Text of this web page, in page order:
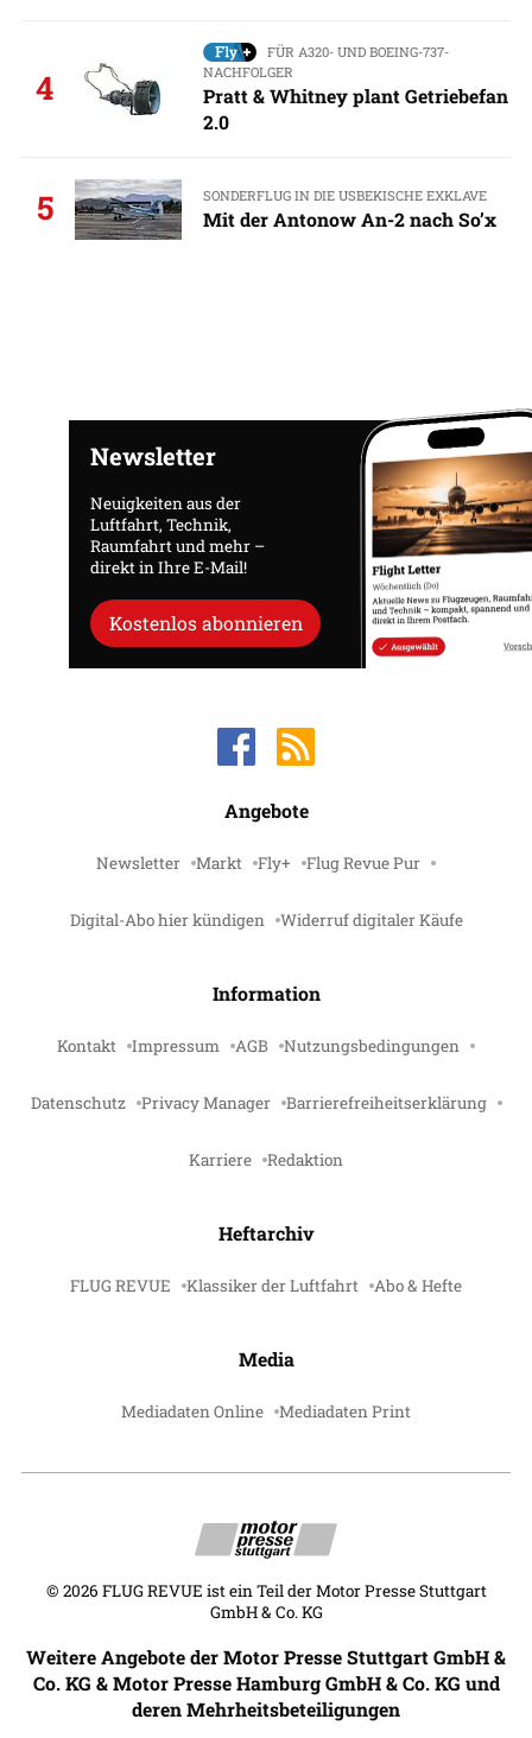
4
FÜR A320- UND BOEING-737-
NACHFOLGER
Pratt & Whitney plant Getriebefan
2.0
5 SONDERFLUG IN DIE USBEKISCHE EXKLAVE
Mit der Antonow An-2 nach So’x
Newsletter
Neuigkeiten aus der
Luftfahrt, Technik,
Raumfahrt und mehr –
direkt in Ihre E-Mail!
Kostenlos abonnieren
Angebote
Newsletter Markt Fly+ Flug Revue Pur
Digital-Abo hier kündigen Widerruf digitaler Käufe
Information
Kontakt Impressum AGB Nutzungsbedingungen
Datenschutz Privacy Manager Barrierefreiheitserklärung
Karriere Redaktion
Heftarchiv
FLUG REVUE Klassiker der Luftfahrt Abo & Hefte
Media
Mediadaten Online Mediadaten Print
© 2026 FLUG REVUE ist ein Teil der Motor Presse Stuttgart
GmbH & Co. KG
Weitere Angebote der Motor Presse Stuttgart GmbH &
Co. KG & Motor Presse Hamburg GmbH & Co. KG und
deren Mehrheitsbeteiligungen